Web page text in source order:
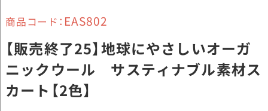
商品コード： EAS802
【販売終了25】地球にやさしいオーガ
ニックウール サスティナブル素材ス
カート【2色】